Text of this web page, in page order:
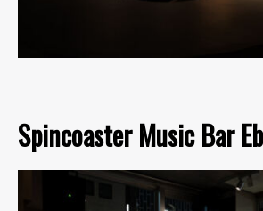
Spincoaster Music Bar